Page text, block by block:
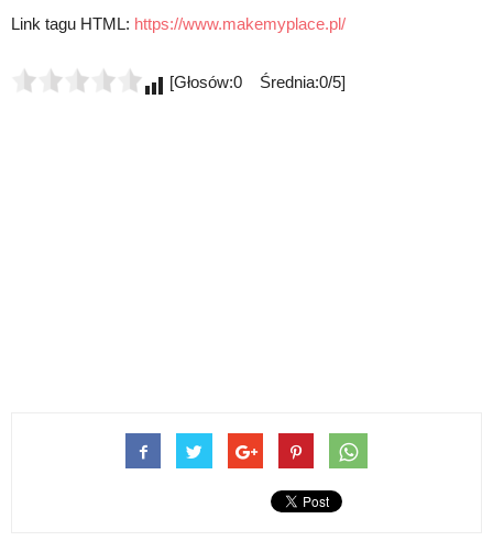
Link tagu HTML: https://www.makemyplace.pl/
[Głosów:0 Średnia:0/5]